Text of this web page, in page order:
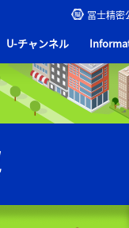
冨士精密
U-チャンネル